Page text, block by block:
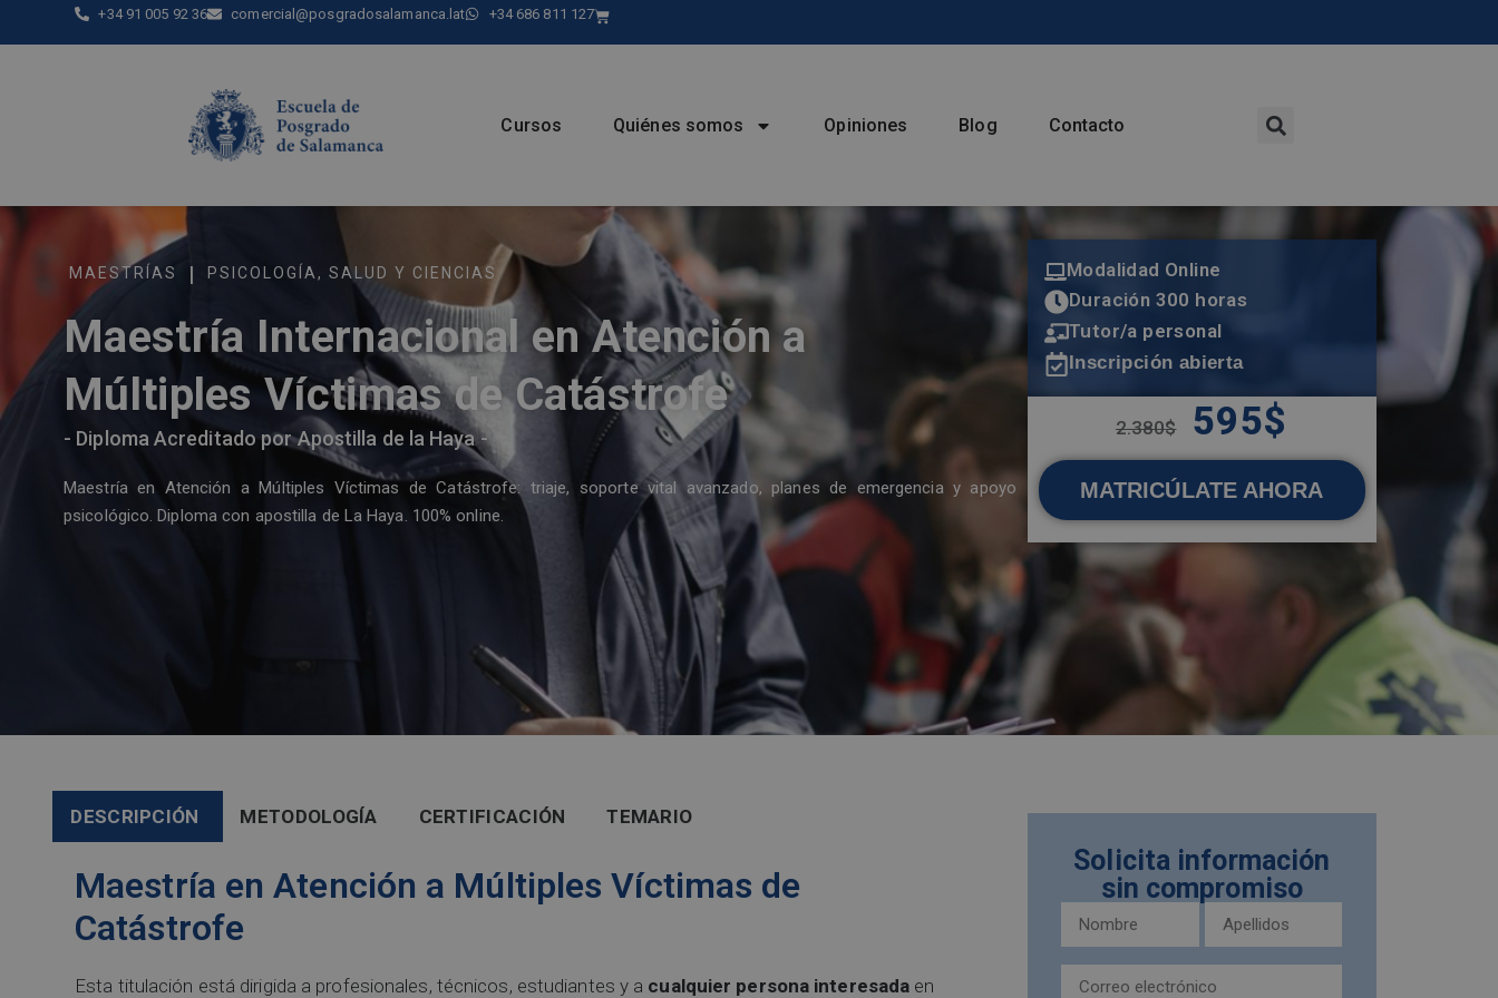
+34 91 005 92 36 comercial@posgradosalamanca.lat +34 686 811 127
Cursos Quiénes somos Opiniones Blog Contacto
MAESTRÍAS | PSICOLOGÍA, SALUD Y CIENCIAS
Maestría Internacional en Atención a
Múltiples Víctimas de Catástrofe
- Diploma Acreditado por Apostilla de la Haya -
Maestría en Atención a Múltiples Víctimas de Catástrofe: triaje, soporte vital avanzado, planes de emergencia y apoyo
psicológico. Diploma con apostilla de La Haya. 100% online.
Modalidad Online
Duración 300 horas
Tutor/a personal
Inscripción abierta
2.380$ 595$
MATRICÚLATE AHORA
DESCRIPCIÓN METODOLOGÍA CERTIFICACIÓN TEMARIO
Maestría en Atención a Múltiples Víctimas de
Catástrofe
Esta titulación está dirigida a profesionales, técnicos, estudiantes y a cualquier persona interesada en
Solicita información
sin compromiso
Nombre
apellidos
Apellidos
Email